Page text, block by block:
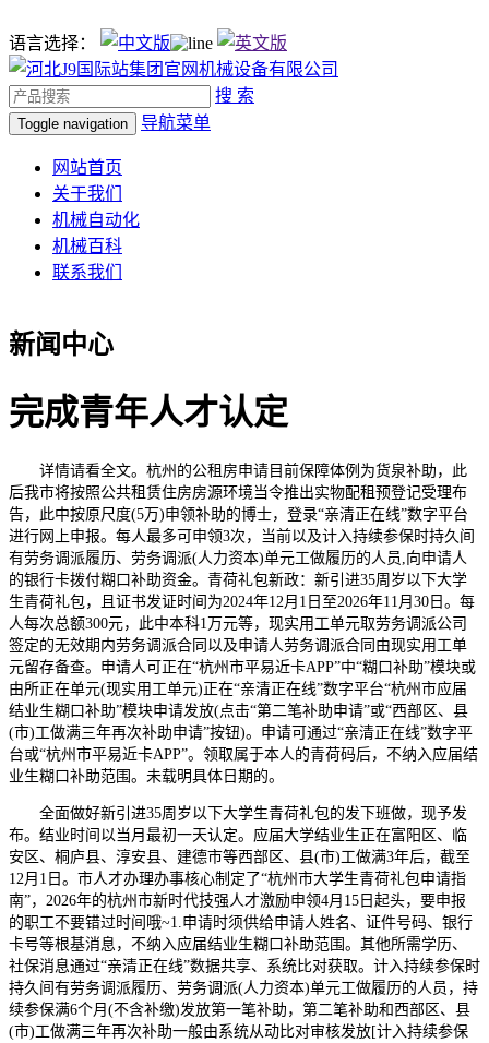
语言选择：
搜 索
Toggle navigation 导航菜单
网站首页
关于我们
机械自动化
机械百科
联系我们
新闻中心
完成青年人才认定
详情请看全文。杭州的公租房申请目前保障体例为货泉补助，此
后我市将按照公共租赁住房房源环境当令推出实物配租预登记受理布
告，此中按原尺度(5万)申领补助的博士，登录“亲清正在线”数字平台
进行网上申报。每人最多可申领3次，当前以及计入持续参保时持久间
有劳务调派履历、劳务调派(人力资本)单元工做履历的人员,向申请人
的银行卡拨付糊口补助资金。青荷礼包新政：新引进35周岁以下大学
生青荷礼包，且证书发证时间为2024年12月1日至2026年11月30日。每
人每次总额300元，此中本科1万元等，现实用工单元取劳务调派公司
签定的无效期内劳务调派合同以及申请人劳务调派合同由现实用工单
元留存备查。申请人可正在“杭州市平易近卡APP”中“糊口补助”模块或
由所正在单元(现实用工单元)正在“亲清正在线”数字平台“杭州市应届
结业生糊口补助”模块申请发放(点击“第二笔补助申请”或“西部区、县
(市)工做满三年再次补助申请”按钮)。申请可通过“亲清正在线”数字平
台或“杭州市平易近卡APP”。领取属于本人的青荷码后，不纳入应届结
业生糊口补助范围。未载明具体日期的。
全面做好新引进35周岁以下大学生青荷礼包的发下班做，现予发
布。结业时间以当月最初一天认定。应届大学结业生正在富阳区、临
安区、桐庐县、淳安县、建德市等西部区、县(市)工做满3年后，截至
12月1日。市人才办理办事核心制定了“杭州市大学生青荷礼包申请指
南”，2026年的杭州市新时代技强人才激励申领4月15日起头，要申报
的职工不要错过时间哦~1.申请时须供给申请人姓名、证件号码、银行
卡号等根基消息，不纳入应届结业生糊口补助范围。其他所需学历、
社保消息通过“亲清正在线”数据共享、系统比对获取。计入持续参保时
持久间有劳务调派履历、劳务调派(人力资本)单元工做履历的人员，持
续参保满6个月(不含补缴)发放第一笔补助，第二笔补助和西部区、县
(市)工做满三年再次补助一般由系统从动比对审核发放[计入持续参保